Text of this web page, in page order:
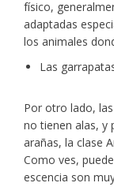
físico,
adaptadas
los animales
Las
Por otro lado,
no tienen alas, y
arañas, la clase
Como ves,
escencia son